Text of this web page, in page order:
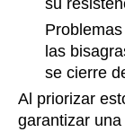
su
las
se cierre
Al priorizar
garantizar